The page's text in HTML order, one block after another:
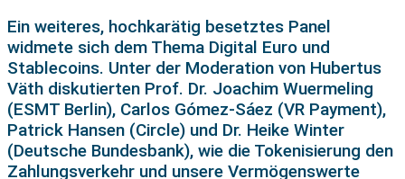
Ein weiteres, hochkarätig besetztes Panel
widmete sich dem Thema Digital Euro und
Stablecoins. Unter der Moderation von Hubertus
Väth diskutierten Prof. Dr. Joachim Wuermeling
(ESMT Berlin), Carlos Gómez-Sáez (VR Payment),
Patrick Hansen (Circle) und Dr. Heike Winter
(Deutsche Bundesbank), wie die Tokenisierung den
Zahlungsverkehr und unsere Vermögenswerte